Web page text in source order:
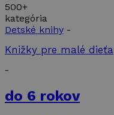
500+
kategória
Detské knihy -
Knižky pre malé dieťa
-
do 6 rokov